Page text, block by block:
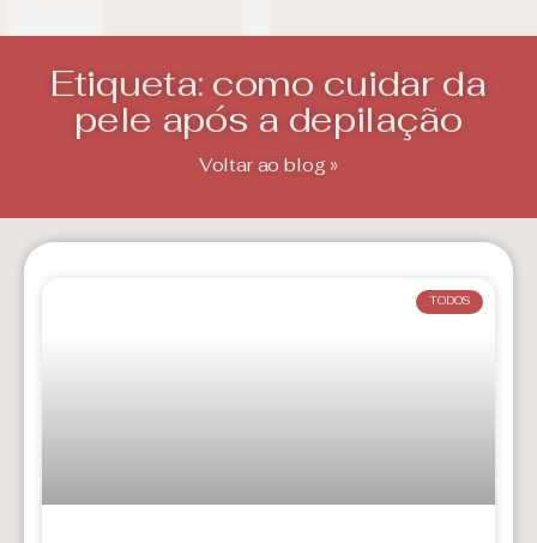
Etiqueta: como cuidar da
pele após a depilação
Voltar ao blog »
TODOS